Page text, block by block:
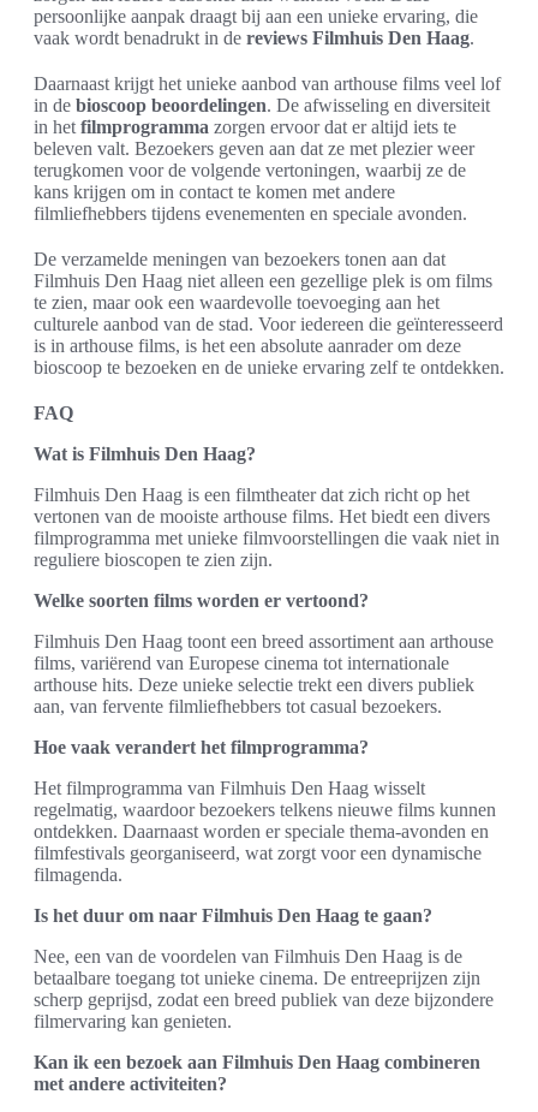
persoonlijke aanpak draagt bij aan een unieke ervaring, die
vaak wordt benadrukt in de reviews Filmhuis Den Haag.
Daarnaast krijgt het unieke aanbod van arthouse films veel lof
in de bioscoop beoordelingen. De afwisseling en diversiteit
in het filmprogramma zorgen ervoor dat er altijd iets te
beleven valt. Bezoekers geven aan dat ze met plezier weer
terugkomen voor de volgende vertoningen, waarbij ze de
kans krijgen om in contact te komen met andere
filmliefhebbers tijdens evenementen en speciale avonden.
De verzamelde meningen van bezoekers tonen aan dat
Filmhuis Den Haag niet alleen een gezellige plek is om films
te zien, maar ook een waardevolle toevoeging aan het
culturele aanbod van de stad. Voor iedereen die geïnteresseerd
is in arthouse films, is het een absolute aanrader om deze
bioscoop te bezoeken en de unieke ervaring zelf te ontdekken.
FAQ
Wat is Filmhuis Den Haag?
Filmhuis Den Haag is een filmtheater dat zich richt op het
vertonen van de mooiste arthouse films. Het biedt een divers
filmprogramma met unieke filmvoorstellingen die vaak niet in
reguliere bioscopen te zien zijn.
Welke soorten films worden er vertoond?
Filmhuis Den Haag toont een breed assortiment aan arthouse
films, variërend van Europese cinema tot internationale
arthouse hits. Deze unieke selectie trekt een divers publiek
aan, van fervente filmliefhebbers tot casual bezoekers.
Hoe vaak verandert het filmprogramma?
Het filmprogramma van Filmhuis Den Haag wisselt
regelmatig, waardoor bezoekers telkens nieuwe films kunnen
ontdekken. Daarnaast worden er speciale thema-avonden en
filmfestivals georganiseerd, wat zorgt voor een dynamische
filmagenda.
Is het duur om naar Filmhuis Den Haag te gaan?
Nee, een van de voordelen van Filmhuis Den Haag is de
betaalbare toegang tot unieke cinema. De entreeprijzen zijn
scherp geprijsd, zodat een breed publiek van deze bijzondere
filmervaring kan genieten.
Kan ik een bezoek aan Filmhuis Den Haag combineren
met andere activiteiten?